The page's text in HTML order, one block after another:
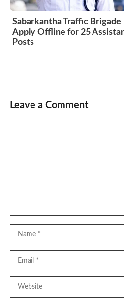
Sabarkantha Traffic
Apply Offline for 25
Posts
Leave a Comment